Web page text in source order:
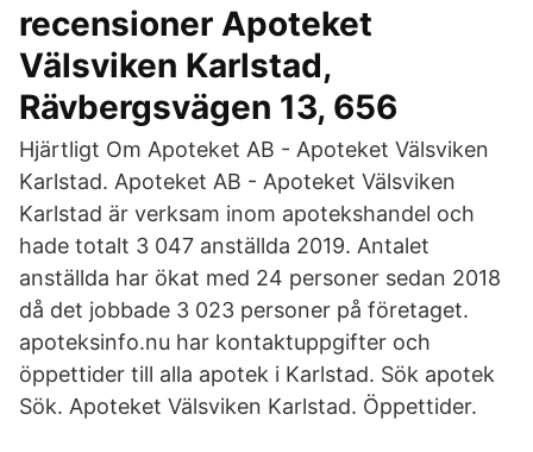
recensioner Apoteket
Välsviken Karlstad,
Rävbergsvägen 13, 656
Hjärtligt Om Apoteket AB - Apoteket Välsviken
Karlstad. Apoteket AB - Apoteket Välsviken
Karlstad är verksam inom apotekshandel och
hade totalt 3 047 anställda 2019. Antalet
anställda har ökat med 24 personer sedan 2018
då det jobbade 3 023 personer på företaget.
apoteksinfo.nu har kontaktuppgifter och
öppettider till alla apotek i Karlstad. Sök apotek
Sök. Apoteket Välsviken Karlstad. Öppettider.